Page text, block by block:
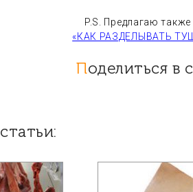
P.S. Предлагаю
«КАК РАЗДЕЛЫВАТЬ
Поделиться в